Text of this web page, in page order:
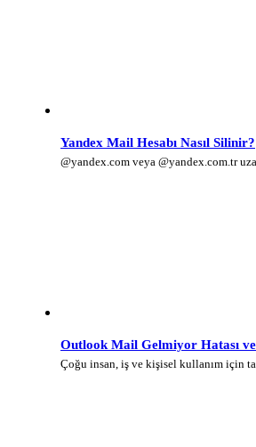
Yandex Mail Hesabı Nasıl Silinir?
@yandex.com veya @yandex.com.tr
Outlook Mail Gelmiyor Hatası
Çoğu insan, iş ve kişisel kullanım için